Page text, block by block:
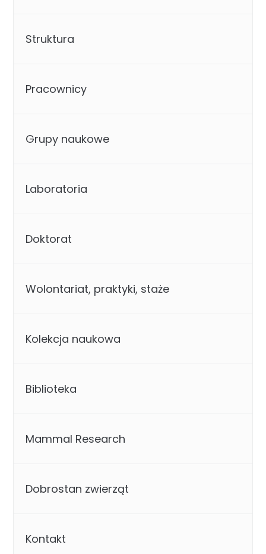
Struktura
Pracownicy
Grupy naukowe
Laboratoria
Doktorat
Wolontariat, praktyki, staże
Kolekcja naukowa
Biblioteka
Mammal Research
Dobrostan zwierząt
Kontakt